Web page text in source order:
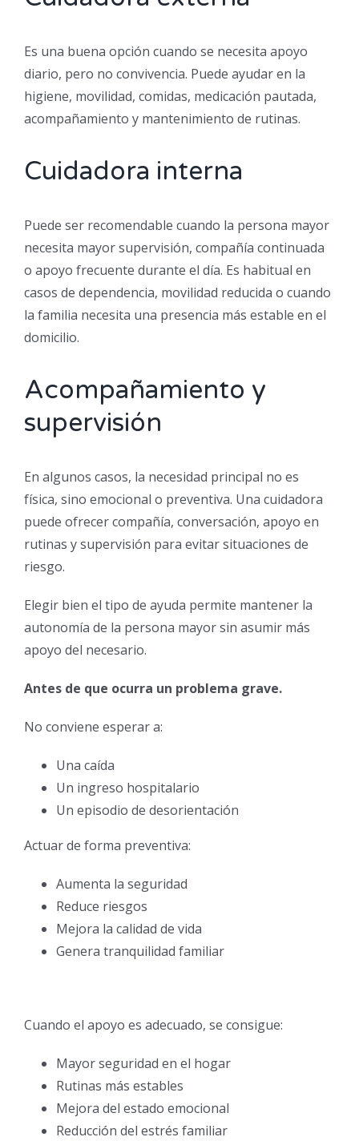
Es una buena opción cuando se necesita apoyo
diario, pero no convivencia. Puede ayudar en la
higiene, movilidad, comidas, medicación pautada,
acompañamiento y mantenimiento de rutinas.
Cuidadora interna
Puede ser recomendable cuando la persona mayor
necesita mayor supervisión, compañía continuada
o apoyo frecuente durante el día. Es habitual en
casos de dependencia, movilidad reducida o cuando
la familia necesita una presencia más estable en el
domicilio.
Acompañamiento y
supervisión
En algunos casos, la necesidad principal no es
física, sino emocional o preventiva. Una cuidadora
puede ofrecer compañía, conversación, apoyo en
rutinas y supervisión para evitar situaciones de
riesgo.
Elegir bien el tipo de ayuda permite mantener la
autonomía de la persona mayor sin asumir más
apoyo del necesario.
Antes de que ocurra un problema grave.
No conviene esperar a:
Una caída
Un ingreso hospitalario
Un episodio de desorientación
Actuar de forma preventiva:
Aumenta la seguridad
Reduce riesgos
Mejora la calidad de vida
Genera tranquilidad familiar
Cuando el apoyo es adecuado, se consigue:
Mayor seguridad en el hogar
Rutinas más estables
Mejora del estado emocional
Reducción del estrés familiar